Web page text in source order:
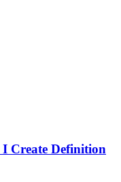
I Create Definition